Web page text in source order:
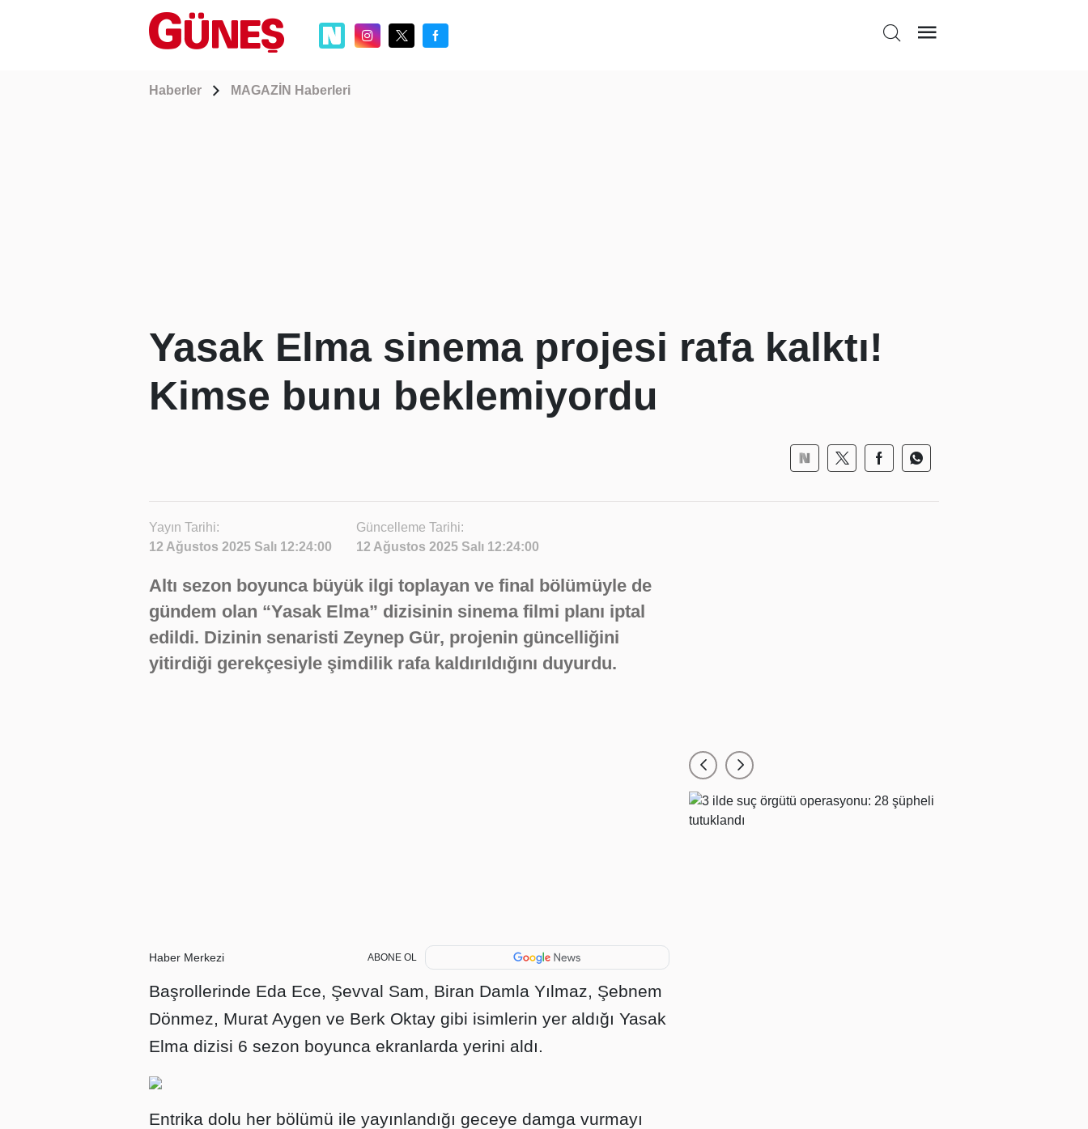
Haberler MAGAZİN Haberleri
Yasak Elma sinema projesi rafa kalktı!
Kimse bunu beklemiyordu
Yayın Tarihi:
12 Ağustos 2025 Salı 12:24:00
Güncelleme Tarihi:
12 Ağustos 2025 Salı 12:24:00
Altı sezon boyunca büyük ilgi toplayan ve final bölümüyle de
gündem olan “Yasak Elma” dizisinin sinema filmi planı iptal
edildi. Dizinin senaristi Zeynep Gür, projenin güncelliğini
yitirdiği gerekçesiyle şimdilik rafa kaldırıldığını duyurdu.
Haber Merkezi ABONE OL
Başrollerinde Eda Ece, Şevval Sam, Biran Damla Yılmaz, Şebnem
Dönmez, Murat Aygen ve Berk Oktay gibi isimlerin yer aldığı Yasak
Elma dizisi 6 sezon boyunca ekranlarda yerini aldı.
Entrika dolu her bölümü ile yayınlandığı geceye damga vurmayı